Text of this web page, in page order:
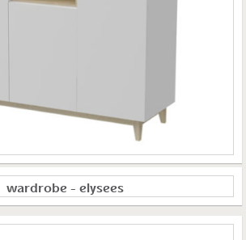
wardrobe – elysees